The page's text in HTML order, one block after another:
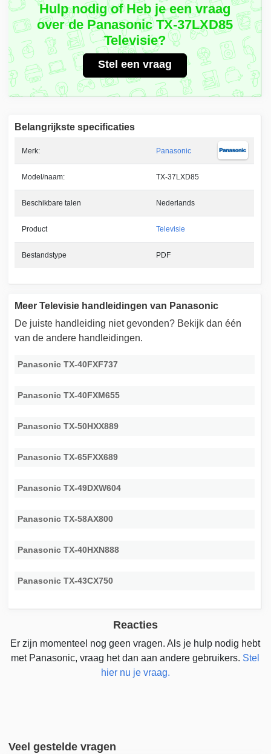
Hulp nodig of Heb je een vraag
over de Panasonic TX-37LXD85
Televisie?
Stel een vraag
Belangrijkste specificaties
Merk: Panasonic
Model/naam: TX-37LXD85
Beschikbare talen Nederlands
Product Televisie
Bestandstype PDF
Meer Televisie handleidingen van Panasonic
De juiste handleiding niet gevonden? Bekijk dan één
van de andere handleidingen.
Panasonic TX-40FXF737
Panasonic TX-40FXM655
Panasonic TX-50HXX889
Panasonic TX-65FXX689
Panasonic TX-49DXW604
Panasonic TX-58AX800
Panasonic TX-40HXN888
Panasonic TX-43CX750
Reacties
Er zijn momenteel nog geen vragen. Als je hulp nodig hebt
met Panasonic, vraag het dan aan andere gebruikers. Stel
hier nu je vraag.
Veel gestelde vragen